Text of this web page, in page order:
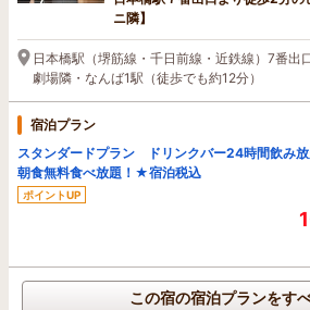
ニ隣】
日本橋駅（堺筋線・千日前線・近鉄線）7番出
劇場隣・なんば1駅（徒歩でも約12分）
宿泊プラン
スタンダードプラン ドリンクバー24時間飲み
朝食無料食べ放題！★宿泊税込
ポイントUP
この宿の宿泊プランをす